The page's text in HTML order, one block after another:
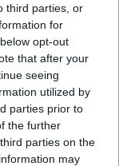
third parties, or
for
opt-out
that after your
seeing
utilized by
parties prior to
the further
parties on the
may
di Robb